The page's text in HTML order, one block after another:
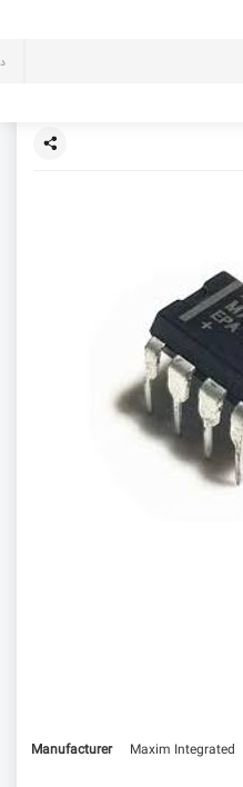
Manufacturer
Maxim Integrated